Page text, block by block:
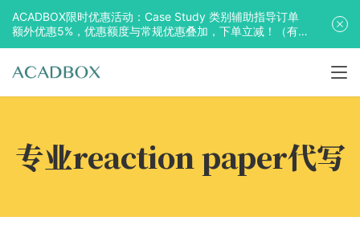
专业reaction paper代写
ACADBOX限时优惠活动：Case Study 类别辅助指导订单
额外优惠5%，优惠额度与常规优惠叠加，下单立减！（有
效期至2025年10月31日）